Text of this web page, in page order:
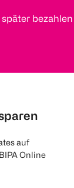
bezahlen
auf
Online